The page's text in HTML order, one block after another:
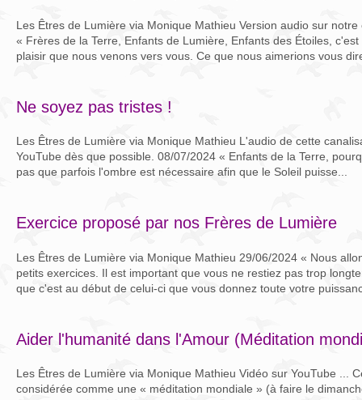
Les Êtres de Lumière via Monique Mathieu Version audio sur
« Frères de la Terre, Enfants de Lumière, Enfants des Étoiles,
plaisir que nous venons vers vous. Ce que nous aimerions vous
Ne soyez pas tristes !
Les Êtres de Lumière via Monique Mathieu L'audio de cette
YouTube dès que possible. 08/07/2024 « Enfants de la Terre,
pas que parfois l'ombre est nécessaire afin que le Soleil puisse...
Exercice proposé par nos Frères de Lumière
Les Êtres de Lumière via Monique Mathieu 29/06/2024 « Nous
petits exercices. Il est important que vous ne restiez pas trop
que c'est au début de celui-ci que vous donnez toute votre
Aider l'humanité dans l'Amour (Méditation
Les Êtres de Lumière via Monique Mathieu Vidéo sur YouTube ...
considérée comme une « méditation mondiale » (à faire le